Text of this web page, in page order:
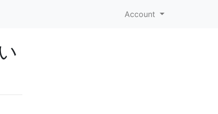
Account